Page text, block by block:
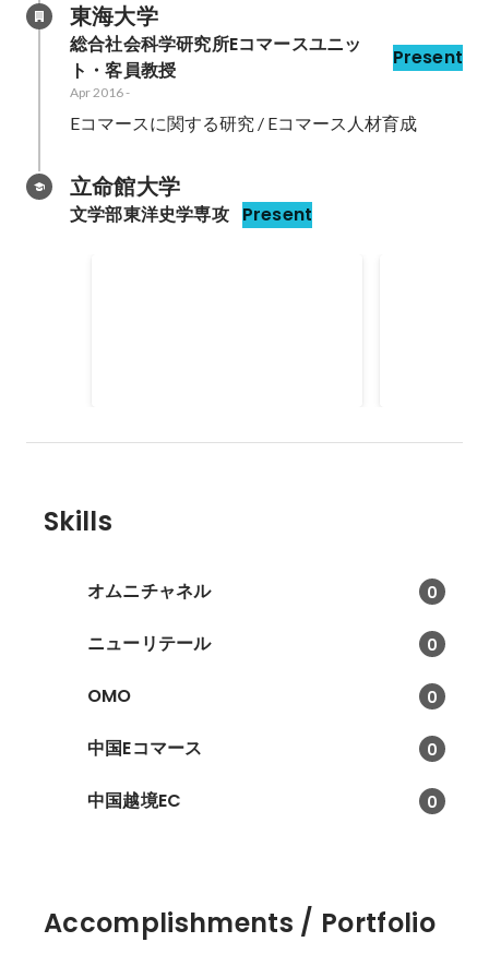
東海大学
総合社会科学研究所Eコマースユニッ
ト・客員教授
Present
Apr 2016-
Eコマースに関する研究 / Eコマース人材育成
立命館大学
文学部東洋史学専攻 Present
Skills
オムニチャネル 0
ニューリテール 0
OMO 0
中国Eコマース 0
中国越境EC 0
Accomplishments / Portfolio